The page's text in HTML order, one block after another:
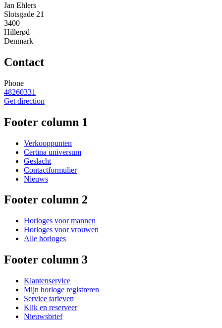
Jan Ehlers
Slotsgade 21
3400
Hillerød
Denmark
Contact
Phone
48260331
Get direction
Footer column 1
Verkooppunten
Certina universum
Geslacht
Contactformulier
Nieuws
Footer column 2
Horloges voor mannen
Horloges voor vrouwen
Alle horloges
Footer column 3
Klantenservice
Mijn horloge registreren
Service tarieven
Klik en reserveer
Nieuwsbrief